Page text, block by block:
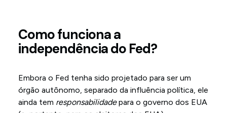
Como funciona a
independência do Fed?
Embora o Fed tenha sido projetado para ser um
órgão autônomo, separado da influência política, ele
ainda tem responsabilidadepara o governo dos EUA